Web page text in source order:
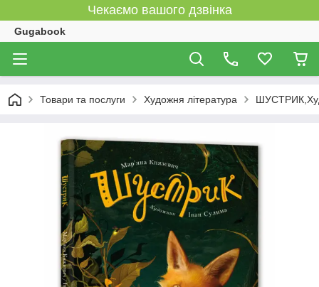
Чекаємо вашого дзвінка
Gugabook
Товари та послуги Художня література